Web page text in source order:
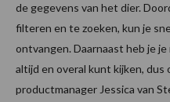
de gegevens van het dier.
filteren en te zoeken, kun je
ontvangen. Daarnaast heb je
altijd en overal kunt kijken, dus
productmanager Jessica van